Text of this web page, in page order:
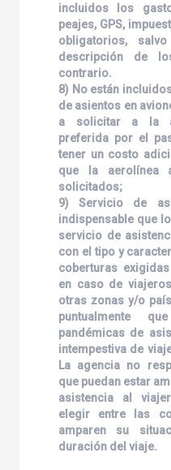
incluidos los
peajes, GPS,
obligatorios,
descripción de
contrario.
8) No están
de asientos en
a solicitar a la
preferida por el
tener un costo
que la aerolínea
solicitados;
9) Servicio de
indispensable que
servicio de
con el tipo y
coberturas
en caso de
otras zonas y/o
puntualmente
pandémicas de
intempestiva de
La agencia no
que puedan estar
asistencia al
elegir entre las
amparen su
duración del viaje.